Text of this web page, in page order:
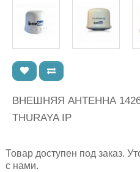
ВНЕШНЯЯ АНТЕННА 1426
THURAYA IP
Товар доступен под заказ.
с нами.